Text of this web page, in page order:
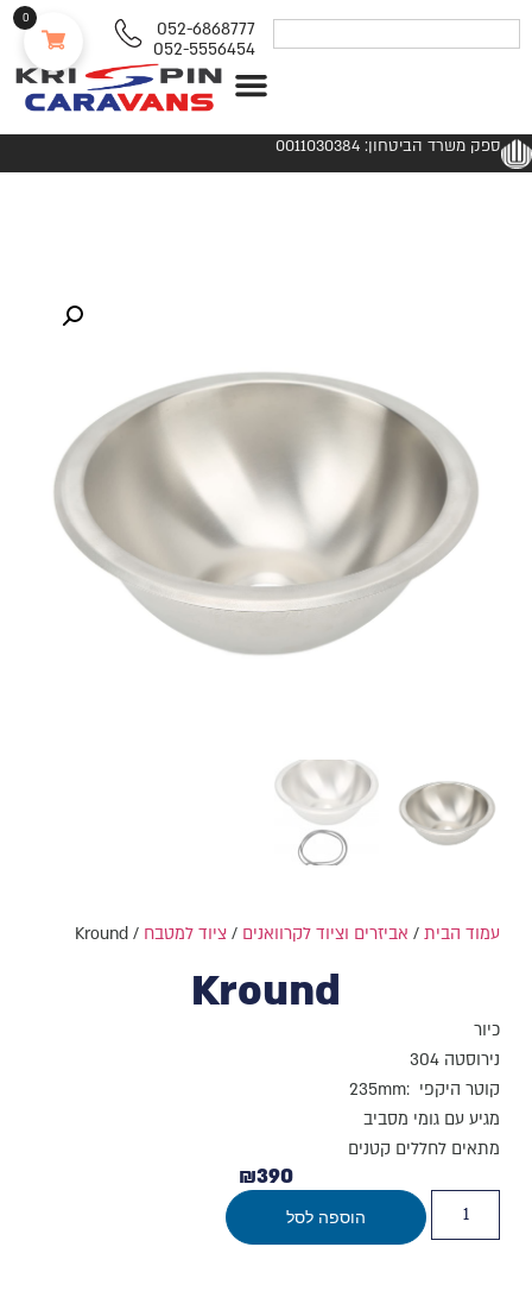
052-6868777
052-5556454
ספק משרד הביטחון: 0011030384
עמוד הבית/ אביזרים וציוד לקרוואנים / ציוד למטבח / Kround
Kround
כיור
נירוסטה 304
קוטר היקפי :235mm
מגיע עם גומי מסביב
מתאים לחללים קטנים
₪390
הוספה לסל
0